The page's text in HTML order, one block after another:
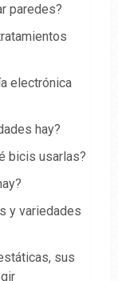
paredes?
electrónica
hay?
bicis usarlas?
y variedades
sus